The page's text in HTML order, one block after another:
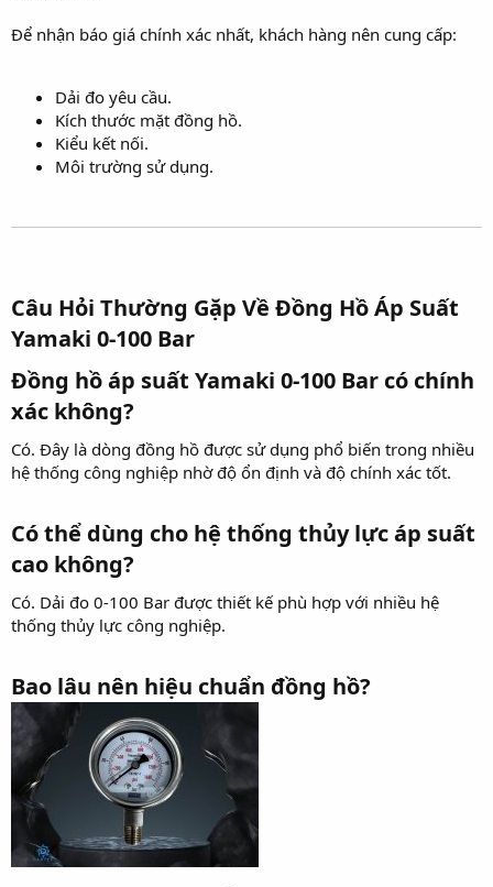
Để nhận báo giá chính xác nhất, khách hàng nên cung cấp:
Dải đo yêu cầu.
Kích thước mặt đồng hồ.
Kiểu kết nối.
Môi trường sử dụng.
Câu Hỏi Thường Gặp Về Đồng Hồ Áp Suất
Yamaki 0-100 Bar​
Đồng hồ áp suất Yamaki 0-100 Bar có chính
xác không?​
Có. Đây là dòng đồng hồ được sử dụng phổ biến trong nhiều
hệ thống công nghiệp nhờ độ ổn định và độ chính xác tốt.
Có thể dùng cho hệ thống thủy lực áp suất
cao không?​
Có. Dải đo 0-100 Bar được thiết kế phù hợp với nhiều hệ
thống thủy lực công nghiệp.
Bao lâu nên hiệu chuẩn đồng hồ?